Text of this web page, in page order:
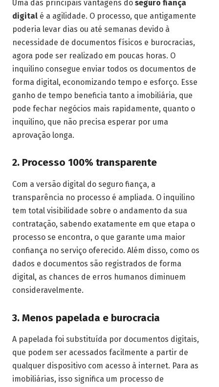
Uma das principais vantagens do seguro fiança
digital é a agilidade. O processo, que antigamente
poderia levar dias ou até semanas devido à
necessidade de documentos físicos e burocracias,
agora pode ser realizado em poucas horas. O
inquilino consegue enviar todos os documentos de
forma digital, economizando tempo e esforço. Esse
ganho de tempo beneficia tanto a imobiliária, que
pode fechar negócios mais rapidamente, quanto o
inquilino, que não precisa esperar por uma
aprovação longa.
2. Processo 100% transparente
Com a versão digital do seguro fiança, a
transparência no processo é ampliada. O inquilino
tem total visibilidade sobre o andamento da sua
contratação, sabendo exatamente em que etapa o
processo se encontra, o que garante uma maior
confiança no serviço oferecido. Além disso, como os
dados e documentos são registrados de forma
digital, as chances de erros humanos diminuem
consideravelmente.
3. Menos papelada e burocracia
A papelada foi substituída por documentos digitais,
que podem ser acessados facilmente a partir de
qualquer dispositivo com acesso à internet. Para as
imobiliárias, isso significa um processo de